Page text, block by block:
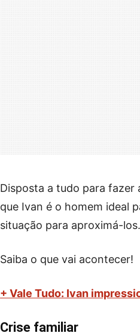
Disposta a tudo para fazer
que Ivan é o homem ideal
situação para aproximá-los.
Saiba o que vai acontecer!
+ Vale Tudo: Ivan
Crise familiar